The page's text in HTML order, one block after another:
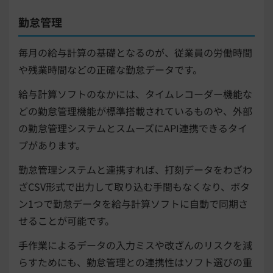
勤怠管理
毎月の給与計算の基礎となるのが、従業員の労働時間
や残業時間などの正確な勤怠データです。
給与計算ソフトのなかには、タイムレコーダー機能な
どの勤怠管理機能が標準搭載されているものや、外部
の勤怠管理システムとスムーズにAPI連携できるタイ
プがあります。
勤怠管理システムと連携すれば、打刻データをわざわ
ざCSV形式で出力して取り込む手間もなくなり、ボタ
ン1つで勤怠データを給与計算ソフトに自動で同期さ
せることが可能です。
手作業によるデータの入力ミスや改ざんのリスクを減
らすためにも、勤怠管理との連携性はソフト選びの重